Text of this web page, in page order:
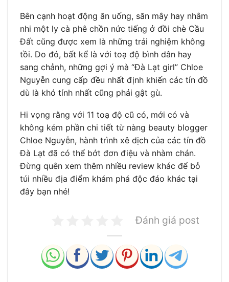
Bên cạnh hoạt động ăn uống, săn mây hay nhâm
nhi một ly cà phê chồn nức tiếng ở đồi chè Cầu
Đất cũng được xem là những trải nghiệm không
tồi. Do đó, bất kể là với toạ độ bình dân hay
sang chảnh, những gợi ý mà “Đà Lạt girl” Chloe
Nguyễn cung cấp đều nhất định khiến các tín đồ
dù là khó tính nhất cũng phải gật gù.
Hi vọng rằng với 11 toạ độ cũ có, mới có và
không kém phần chi tiết từ nàng beauty blogger
Chloe Nguyễn, hành trình xê dịch của các tín đồ
Đà Lạt đã có thể bớt đơn điệu và nhàm chán.
Đừng quên xem thêm nhiều review khác để bỏ
túi nhiều địa điểm khám phá độc đáo khác tại
đây bạn nhé!
Đánh giá post